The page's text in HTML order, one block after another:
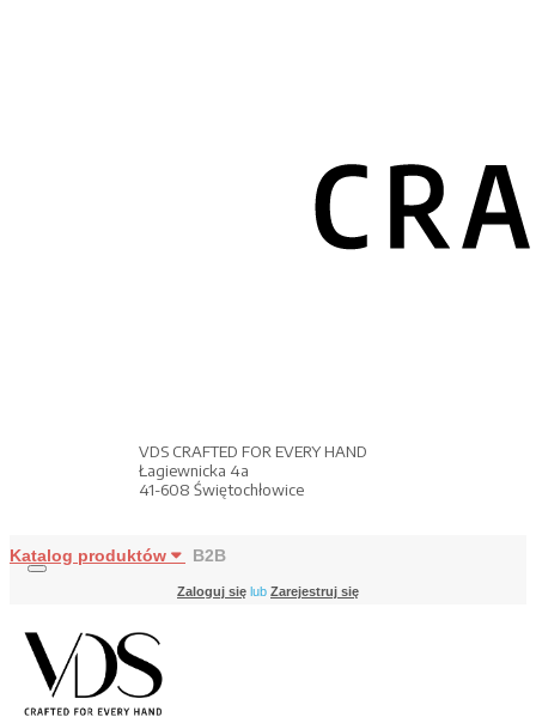
VDS CRAFTED FOR EVERY HAND
Łagiewnicka 4a
41-608 Świętochłowice
Katalog produktów B2B
Zaloguj się lub Zarejestruj się